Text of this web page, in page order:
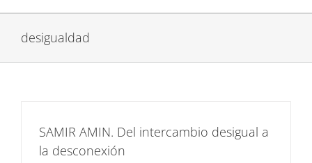
desigualdad
SAMIR AMIN. Del intercambio desigual a
la desconexión